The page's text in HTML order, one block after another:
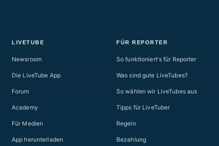
LIVETUBE
Newsroom
Die LiveTube App
Forum
Academy
Für Medien
App herunterladen
FÜR REPORTER
So funktioniert's für Reporter
Was sind gute LiveTubes?
So wählen wir LiveTubes aus
Tipps für LiveTuber
Regeln
Bezahlung